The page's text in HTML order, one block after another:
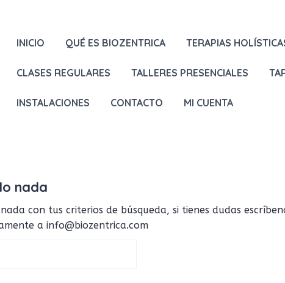
INICIO QUÉ ES BIOZENTRICA TERAPIAS
CLASES REGULARES TALLERES PRESENCIALES
INSTALACIONES CONTACTO MI CUENTA
nada
con tus criterios de búsqueda, si tienes dudas
a info@biozentrica.com